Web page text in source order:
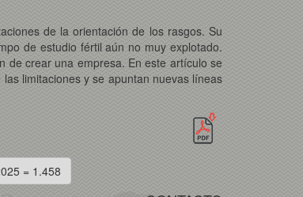
de la orientación de los rasgos. Su
de estudio fértil aún no muy explotado.
de crear una empresa. En este artículo se
limitaciones y se apuntan nuevas líneas
= 1.458